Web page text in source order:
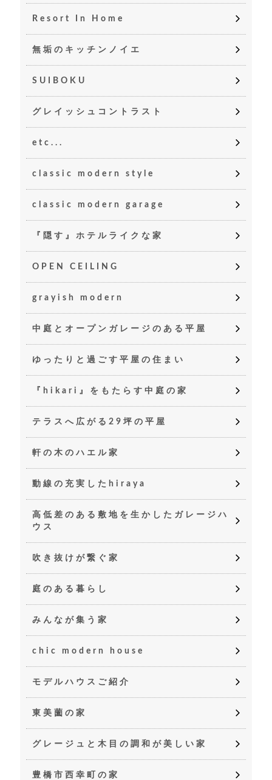
Resort In Home
無垢のキッチンノイエ
SUIBOKU
グレイッシュコントラスト
etc...
classic modern style
classic modern garage
『隠す』ホテルライクな家
OPEN CEILING
grayish modern
中庭とオープンガレージのある平屋
ゆったりと過ごす平屋の住まい
『hikari』をもたらす中庭の家
テラスへ広がる29坪の平屋
軒の木のハエル家
動線の充実したhiraya
高低差のある敷地を生かしたガレージハ
ウス
吹き抜けが繋ぐ家
庭のある暮らし
みんなが集う家
chic modern house
モデルハウスご紹介
東美薗の家
グレージュと木目の調和が美しい家
豊橋市西幸町の家